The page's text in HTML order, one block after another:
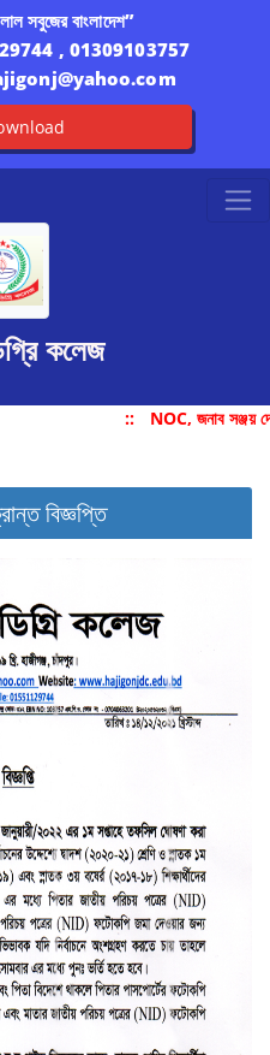
সবুজের বাংলাদেশ”
, 01309103757
কলেজ
:: NOC, জনাব সঞ্জয়
বিজ্ঞপ্তি